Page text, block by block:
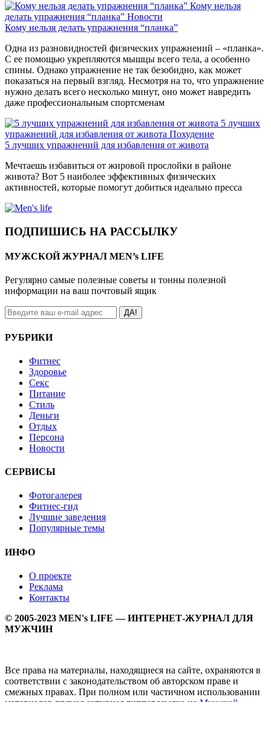
Кому нельзя
делать упражнения “планка” Новости
Кому нельзя делать упражнения “планка”
Одна из разновидностей физических упражнений – «планка».
С ее помощью укрепляются мышцы всего тела, а особенно
спины. Однако упражнение не так безобидно, как может
показаться на первый взгляд. Несмотря на то, что упражнение
нужно делать всего несколько минут, оно может навредить
даже профессиональным спортсменам
5 лучших
упражнений для избавления от живота Похудение
5 лучших упражнений для избавления от живота
Мечтаешь избавиться от жировой прослойки в районе
живота? Вот 5 наиболее эффективных физических
активностей, которые помогут добиться идеально пресса
ПОДПИШИСЬ НА РАССЫЛКУ
МУЖСКОЙ ЖУРНАЛ MEN’s LIFE
Регулярно самые полезные советы и тонны полезной
информации на ваш почтовый ящик
ДА!
РУБРИКИ
Фитнес
Здоровье
Секс
Питание
Стиль
Деньги
Отдых
Персона
Новости
СЕРВИСЫ
Фотогалерея
Фитнес-гид
Лучшие заведения
Популярные темы
ИНФО
О проекте
Реклама
Контакты
© 2005-2023 MEN's LIFE — ИНТЕРНЕТ-ЖУРНАЛ ДЛЯ
МУЖЧИН
Все права на материалы, находящиеся на сайте, охраняются в
соответствии с законодательством об авторском праве и
смежных правах. При полном или частичном использовании
материалов прямая активная гипперссылка на Мужской